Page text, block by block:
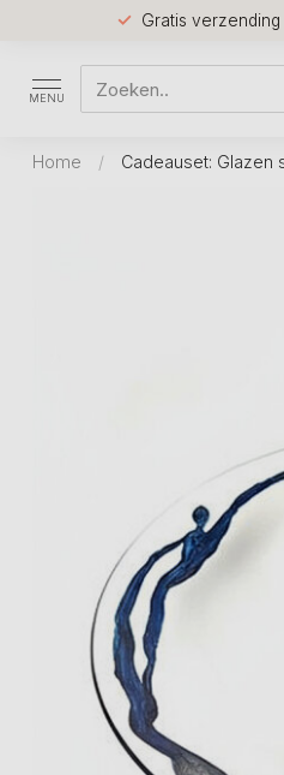
Gratis
MENU
Home / Cadeauset: Glazen